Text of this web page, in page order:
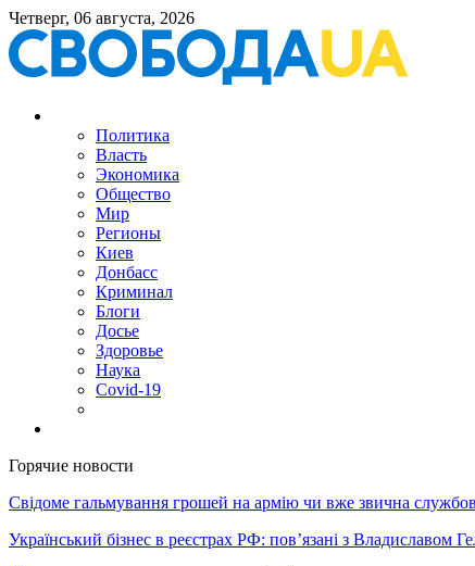
Четверг, 06 августа, 2026
Политика
Власть
Экономика
Общество
Мир
Регионы
Киев
Донбасс
Криминал
Блоги
Досье
Здоровье
Наука
Covid-19
Горячие новости
Свідоме гальмування грошей на армію чи вже звична
Український бізнес в реєстрах РФ: пов’язані з